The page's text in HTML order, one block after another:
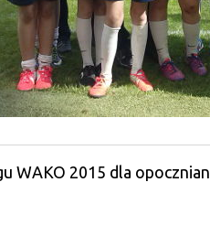
WAKO 2015 dla opocznian